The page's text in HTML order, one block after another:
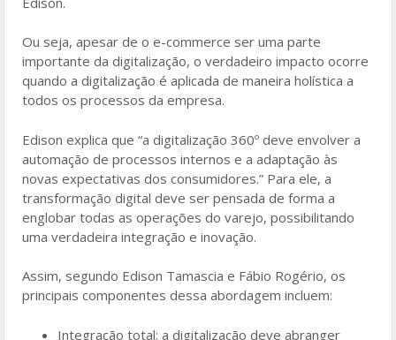
Ou seja, apesar de o e-commerce ser uma parte
importante da digitalização, o verdadeiro impacto ocorre
quando a digitalização é aplicada de maneira holística a
todos os processos da empresa.
Edison explica que “a digitalização 360º deve envolver a
automação de processos internos e a adaptação às
novas expectativas dos consumidores.” Para ele, a
transformação digital deve ser pensada de forma a
englobar todas as operações do varejo, possibilitando
uma verdadeira integração e inovação.
Assim, segundo Edison Tamascia e Fábio Rogério, os
principais componentes dessa abordagem incluem:
Integração total: a digitalização deve abranger